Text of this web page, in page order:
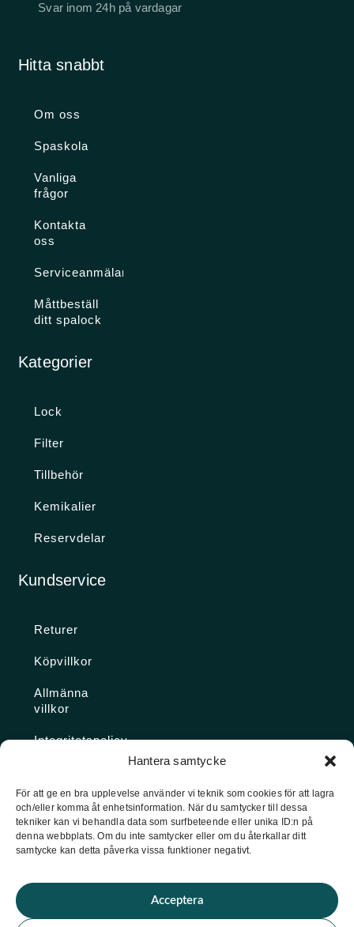
Hantera samtycke
För att ge en bra upplevelse använder vi teknik som cookies för att lagra
och/eller komma åt enhetsinformation. När du samtycker till dessa
tekniker kan vi behandla data som surfbeteende eller unika ID:n på
denna webbplats. Om du inte samtycker eller om du återkallar ditt
samtycke kan detta påverka vissa funktioner negativt.
Acceptera
Svar inom 24h på vardagar
Hitta snabbt
Om oss
Spaskola
Vanliga
frågor
Kontakta
oss
Serviceanmälan
Måttbeställ
ditt spalock
Kategorier
Lock
Filter
Tillbehör
Kemikalier
Reservdelar
Kundservice
Returer
Köpvillkor
Allmänna
villkor
Integritetspolicy
Konto
Glömt